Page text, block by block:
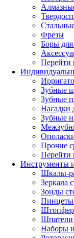
Фрезы
Боры для
Перейти
Зубные
Зубные
Насадки
Зубные
Прочие
Перейти
Инструменты
Шкалы-
Зеркала
Зонды
Пинцеты
Шпатели
Наборы